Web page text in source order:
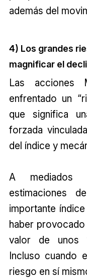
además del
4) Los grandes
magnificar el
Las acciones
enfrentado un
que significa
forzada
del índice y
A mediados
estimaciones
importante
haber
valor de unos
Incluso cuando
riesgo en sí